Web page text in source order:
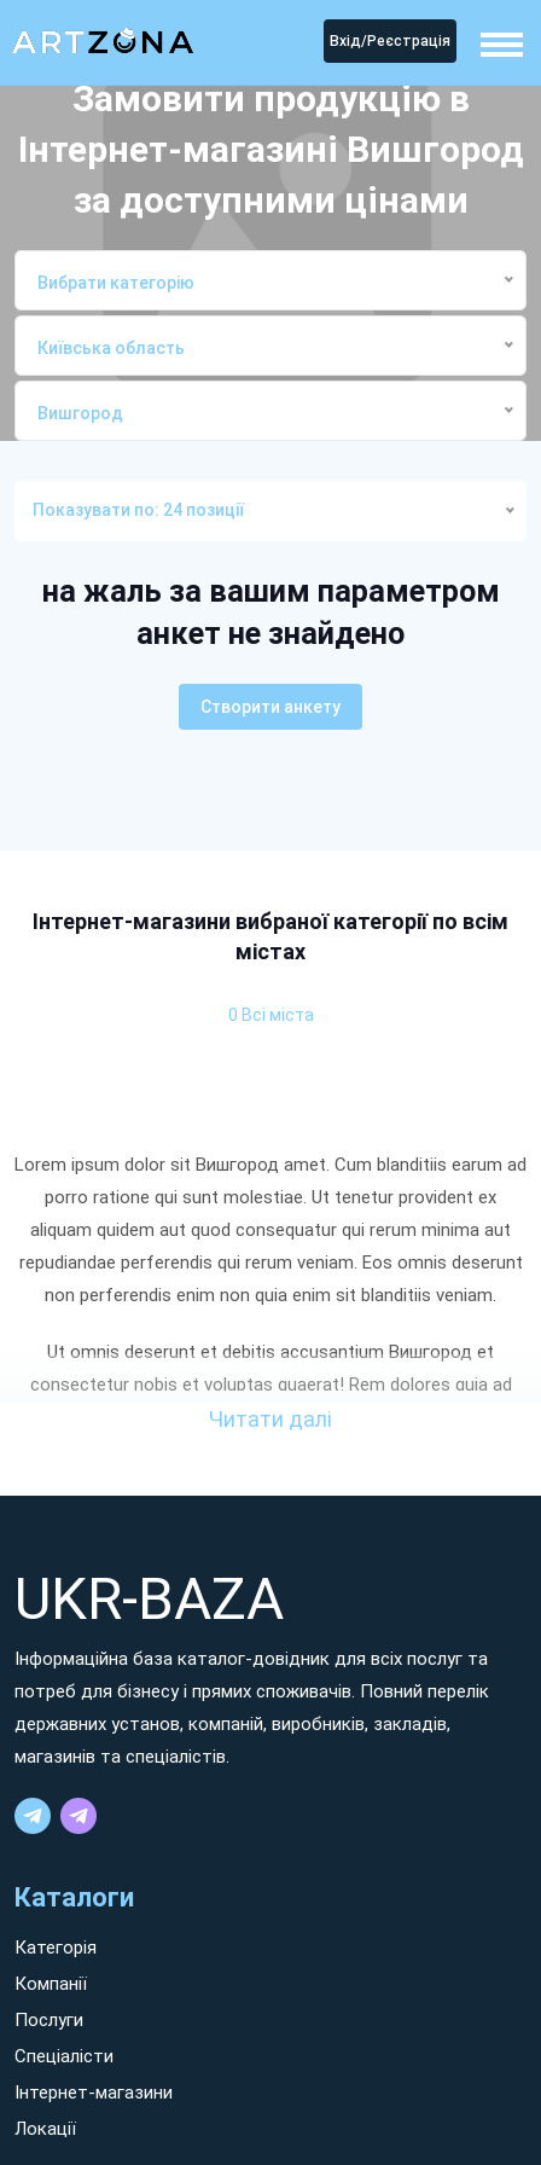
Вхід/Реєстрація
Замовити продукцію в
Інтернет-магазині Вишгород
за доступними цінами
Вибрати категорію
Київська область
Вишгород
Показувати по: 24 позиції
на жаль за вашим параметром
анкет не знайдено
Створити анкету
Інтернет-магазини вибраної категорії по всім
містах
0 Всі міста
Lorem ipsum dolor sit Вишгород amet. Cum blanditiis earum ad
porro ratione qui sunt molestiae. Ut tenetur provident ex
aliquam quidem aut quod consequatur qui rerum minima aut
repudiandae perferendis qui rerum veniam. Eos omnis deserunt
non perferendis enim non quia enim sit blanditiis veniam.
Ut omnis deserunt et debitis accusantium Вишгород et
consectetur nobis et voluptas quaerat! Rem dolores quia ad
enim omnis sed laudantium aspernatur non quia iste At
voluptatem aut neque galisum hic aliquid facilis et adipisci
voluptates!
Non ratione dolorem aut minima ipsum sed ratione ipsam
sit Вишгород earum quos aut eaque voluptates. Eum sint
quidem hic cumque nisi et consequuntur molestiae id eaque
vero! Non rerum voluptatem et quos nesciunt sit galisum
tempora eos possimus facilis quo quis quia et tempora tenetur
Читати далі
UKR-BAZA
Інформаційна база каталог-довідник для всіх послуг та
потреб для бізнесу і прямих споживачів. Повний перелік
державних установ, компаній, виробників, закладів,
магазинів та спеціалістів.
Каталоги
Категорія
Компанії
Послуги
Спеціалісти
Інтернет-магазини
Локації